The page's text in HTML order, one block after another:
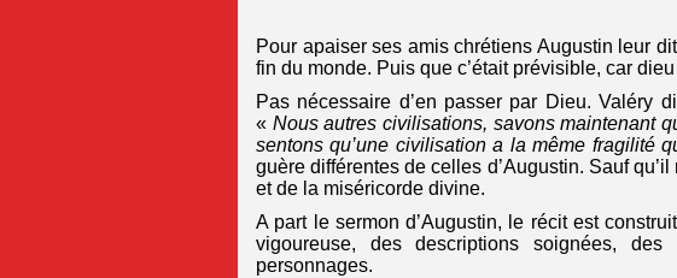
Pour apaiser ses amis chrétiens Augustin leur
fin du monde. Puis que c’était prévisible, car
Pas nécessaire d’en passer par Dieu. Valéry
« Nous autres civilisations, savons maintenant
sentons qu’une civilisation a la même fragilité
guère différentes de celles d’Augustin. Sauf
et de la miséricorde divine.
A part le sermon d’Augustin, le récit est
vigoureuse, des descriptions soignées,
personnages.